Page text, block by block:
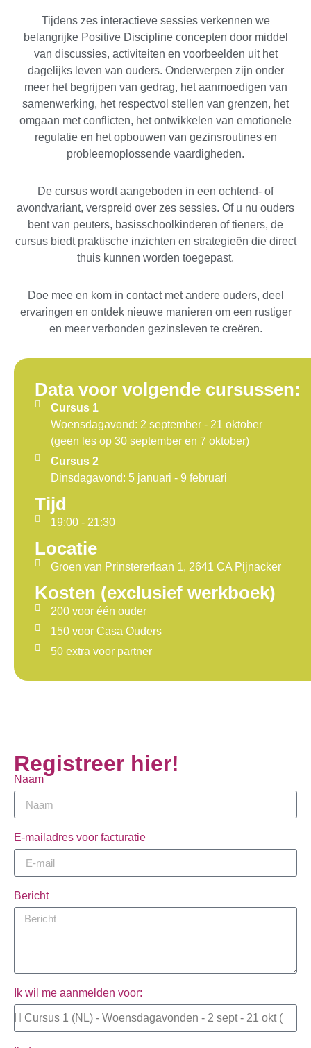
Tijdens zes interactieve sessies verkennen we
belangrijke Positive Discipline concepten door middel
van discussies, activiteiten en voorbeelden uit het
dagelijks leven van ouders. Onderwerpen zijn onder
meer het begrijpen van gedrag, het aanmoedigen van
samenwerking, het respectvol stellen van grenzen, het
omgaan met conflicten, het ontwikkelen van emotionele
regulatie en het opbouwen van gezinsroutines en
probleemoplossende vaardigheden.
De cursus wordt aangeboden in een ochtend- of
avondvariant, verspreid over zes sessies. Of u nu ouders
bent van peuters, basisschoolkinderen of tieners, de
cursus biedt praktische inzichten en strategieën die direct
thuis kunnen worden toegepast.
Doe mee en kom in contact met andere ouders, deel
ervaringen en ontdek nieuwe manieren om een rustiger
en meer verbonden gezinsleven te creëren.
Data voor volgende cursussen:
Cursus 1
Woensdagavond: 2 september - 21 oktober
(geen les op 30 september en 7 oktober)
Cursus 2
Dinsdagavond: 5 januari - 9 februari
Tijd
19:00 - 21:30
Locatie
Groen van Prinstererlaan 1, 2641 CA Pijnacker
Kosten (exclusief werkboek)
200 voor één ouder
150 voor Casa Ouders
50 extra voor partner
Registreer hier!
Naam
E-mailadres voor facturatie
Bericht
Ik wil me aanmelden voor: